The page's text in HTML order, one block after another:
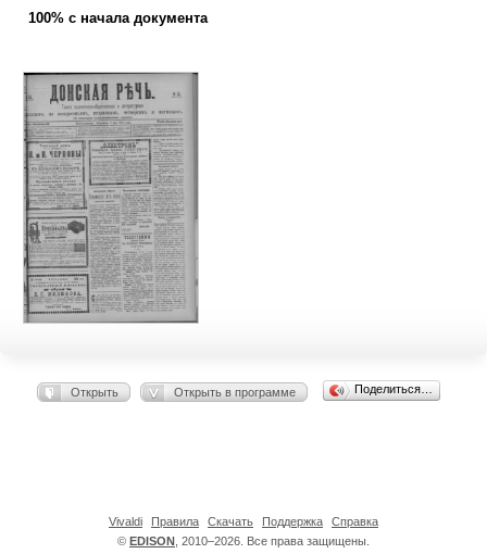
100% с начала документа
Открыть Открыть в программе Поделиться…
© EDISON , 2010–2026. Все права защищены.
Vivaldi Правила Скачать Поддержка Справка